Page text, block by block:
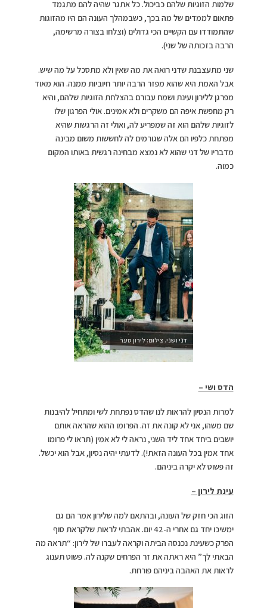
שלמות הזוגיות שלהם כביכול. כל אתגר שהיה להם מתגמד
פתאום לממדים של מה בכך, כשבמהלך העונה הם היו מהזוגות
שהתמודדו עם הקשיים הכי גדולים (וצלחו בצורה מרשימה,
הרבה בזכותה של שני).
שני מתעצבנת שדני רואה את מה שאין ולא מתסכל על מה שיש.
אבל האמת היא שהוא מפזר הרבה יותר חיוביות ממנה. הוא מאוד
מפרגן ללירון ועינת ושמח עבורם בהצלחת הזוגיות שלהם, והיא
רק מחפשת איפה הם משקרים ולא אמינים. אולי הפרגון שלו
לזוגיות שלהם הוא זה שמפריע לה, ואולי זה הרגשות שהיא
מפתחת כלפיו הם אלה שגורמים לה לחששות משום מבינה
מדבריו של דני שהוא לא נמצא מבחינה רגשית באותו המקום
כמוה.
דני ושני. צילום: לירון סער
הדס ושי –
למרות הנסיון להראות לנו שהדס נפתחת לשי ומתחיל להיבנות
שם משהו, אני לא קונה את זה. הפרומו ההוא שהראה אותם
יושבים ביחד אחד ליד השני, נראה לי לא אמין (תראו לי פרומו
אחד אמין בכל העונה הזאת!). לדעתי יהיה נסיון, אבל הוא יכשל.
זה פשוט לא יקרה ביניהם.
עינת לירון –
הזוג הכי חזק של העונה, ובהתאם למה שלירון אמר הם גם
ימשיכו יחד גם אחרי ה-42 יום. אהבתי לראות שלקראת סוף
הפרק כשעינת נכנסה הביתה וקראה לעברו של לירון: “תראה מה
הבאתי לך” היא ראתה את זר הפרחים שקנה לה. פשוט תענוג
לראות את האהבה ביניהם פורחת.